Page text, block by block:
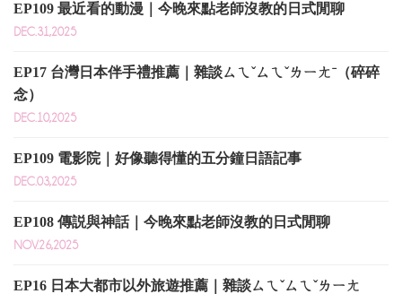
EP109 最近看的動漫｜今晚來點老師沒教的日式閒聊
DEC.31,2025
EP17 台灣日本伴手禮推薦｜雜談ㄙㄟˇㄙㄟˇㄌㄧㄤˉ（碎碎
念）
DEC.10,2025
EP109 電影院｜好像聽得懂的五分鐘日語記事
DEC.03,2025
EP108 傳説與神話｜今晚來點老師沒教的日式閒聊
NOV.26,2025
EP16 日本大都市以外旅遊推薦｜雜談ㄙㄟˇㄙㄟˇㄌㄧㄤ